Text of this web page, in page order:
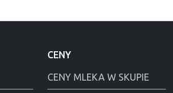
CENY
CENY MLEKA W SKUPIE